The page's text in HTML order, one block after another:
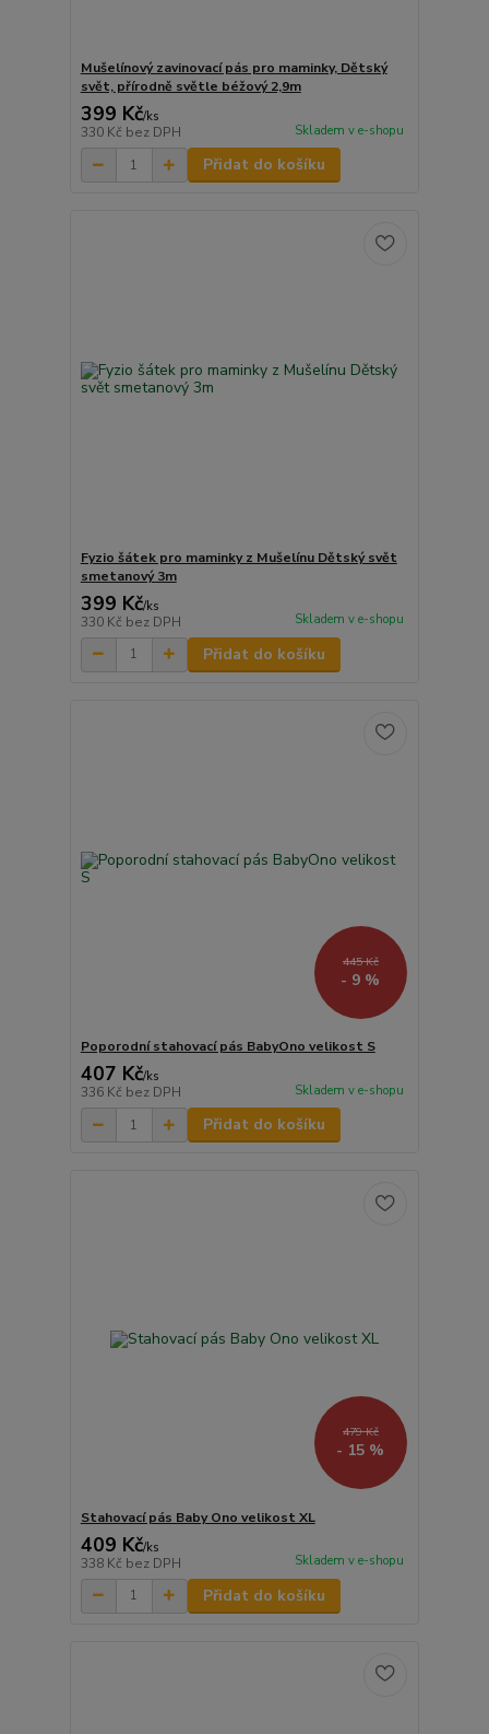
Mušelínový zavinovací pás pro maminky, Dětský
svět, přírodně světle béžový 2,9m
399 Kč/ks
330 Kč bez DPH Skladem v e-shopu
Přidat do košíku
Fyzio šátek pro maminky z Mušelínu Dětský svět
smetanový 3m
399 Kč/ks
330 Kč bez DPH Skladem v e-shopu
Přidat do košíku
445 Kč
- 9 %
Poporodní stahovací pás BabyOno velikost S
407 Kč/ks
336 Kč bez DPH Skladem v e-shopu
Přidat do košíku
479 Kč
- 15 %
Stahovací pás Baby Ono velikost XL
409 Kč/ks
338 Kč bez DPH Skladem v e-shopu
Přidat do košíku